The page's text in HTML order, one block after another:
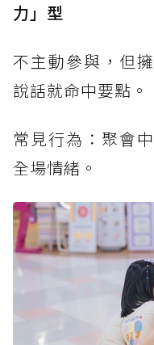
力」型
不主動參與，但
說話就命中要點。
常見行為：聚會
全場情緒。